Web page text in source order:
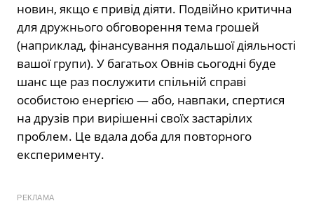
новин, якщо є привід діяти. Подвійно критична
для дружнього обговорення тема грошей
(наприклад, фінансування подальшої діяльності
вашої групи). У багатьох Овнів сьогодні буде
шанс ще раз послужити спільній справі
особистою енергією — або, навпаки, спертися
на друзів при вирішенні своїх застарілих
проблем. Це вдала доба для повторного
експерименту.
РЕКЛАМА